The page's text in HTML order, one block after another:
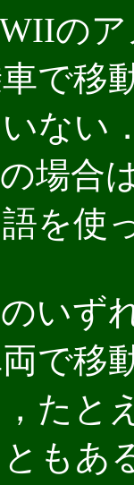
のア
で移
ない．
場合
を使
いず
で移
たと
もあ